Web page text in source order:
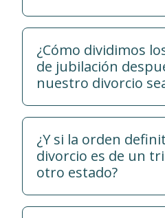
¿Cómo dividimos
de jubilación
nuestro divorcio
¿Y si la orden
divorcio es de un
otro estado?